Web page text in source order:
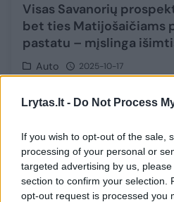
Lrytas.lt - Do Not Process
If you wish to opt-out of the sale,
processing of your personal or
targeted advertising by us,
section to confirm your selection.
opt-out request is processed you
Visas Savanorių
bet ties Matijošaičiams
pastatu – mįslinga
Auto 2025-10-17
Papildyta